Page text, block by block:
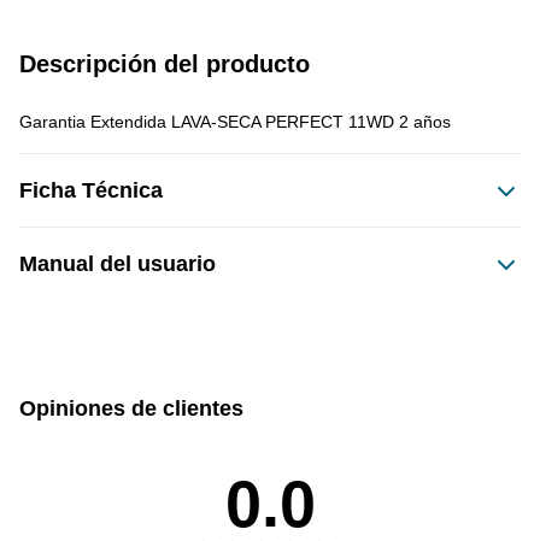
Descripción del producto
Garantia Extendida LAVA-SECA PERFECT 11WD 2 años
Ficha Técnica
Manual del usuario
Opiniones de clientes
0.0